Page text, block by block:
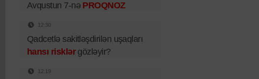
Avqustun 7-nə PROQNOZ
12:30
Qadcetlə sakitləşdirilən uşaqları
hansı risklərgözləyir?
12:19